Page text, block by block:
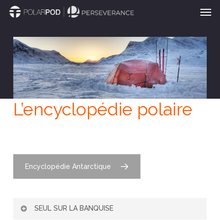
Passer
contenu
principal
L’encyclopédie polaire
Encyclopédie Antarctique
SEUL SUR LA BANQUISE